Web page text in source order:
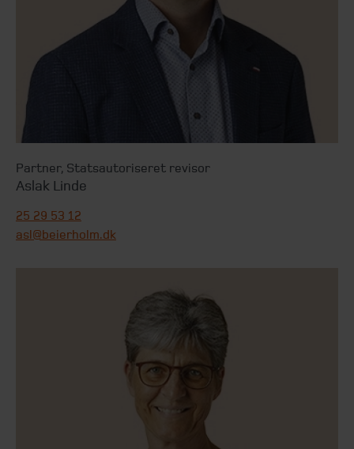
Partner, Statsautoriseret revisor
Aslak Linde
25 29 53 12
asl@beierholm.dk